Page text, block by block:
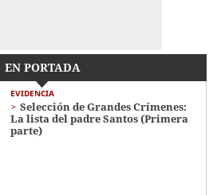
EN PORTADA
EVIDENCIA
Selección de Grandes Crímenes:
La lista del padre Santos (Primera
parte)